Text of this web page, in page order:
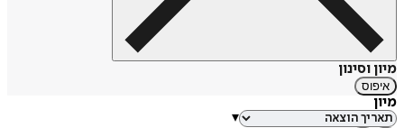
מיון וסינון
איפוס
מיון
▾